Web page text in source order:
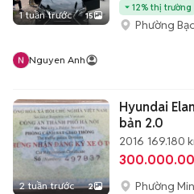
1 tuần trước 15
12% thị trường
Phường
Nguyen Anh
2 tuần trước 2
Hyundai
bản 2.0
2016 169.180
Phường